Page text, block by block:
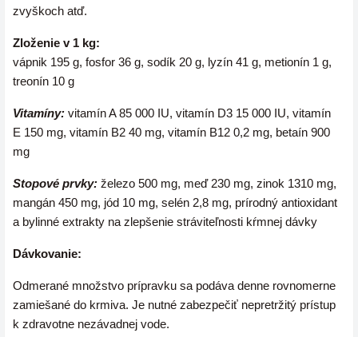
zvyškoch atď.
Zloženie v 1 kg:
vápnik 195 g, fosfor 36 g, sodík 20 g, lyzín 41 g, metionín 1 g,
treonín 10 g
Vitamíny: vitamín A 85 000 IU, vitamín D3 15 000 IU, vitamín
E 150 mg, vitamín B2 40 mg, vitamín B12 0,2 mg, betaín 900
mg
Stopové prvky: železo 500 mg, meď 230 mg, zinok 1310 mg,
mangán 450 mg, jód 10 mg, selén 2,8 mg, prírodný antioxidant
a bylinné extrakty na zlepšenie stráviteľnosti kŕmnej dávky
Dávkovanie:
Odmerané množstvo prípravku sa podáva denne rovnomerne
zamiešané do krmiva. Je nutné zabezpečiť nepretržitý prístup
k zdravotne nezávadnej vode.